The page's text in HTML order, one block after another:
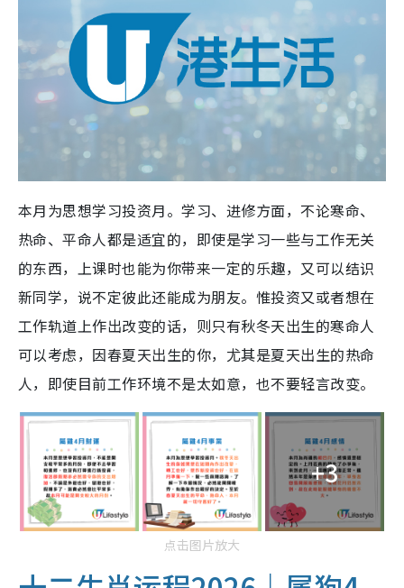
本月为思想学习投资月。学习、进修方面，不论寒命、
热命、平命人都是适宜的，即使是学习一些与工作无关
的东西，上课时也能为你带来一定的乐趣，又可以结识
新同学，说不定彼此还能成为朋友。惟投资又或者想在
工作轨道上作出改变的话，则只有秋冬天出生的寒命人
可以考虑，因春夏天出生的你，尤其是夏天出生的热命
人，即使目前工作环境不是太如意，也不要轻言改变。
+3
点击图片放大